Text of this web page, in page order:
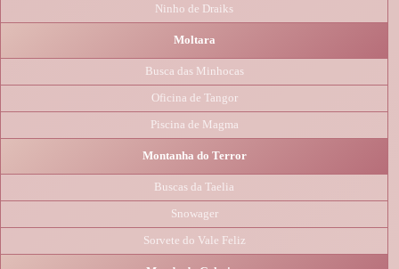
Ninho de Draiks
Moltara
Busca das Minhocas
Oficina de Tangor
Piscina de Magma
Montanha do Terror
Buscas da Taelia
Snowager
Sorvete do Vale Feliz